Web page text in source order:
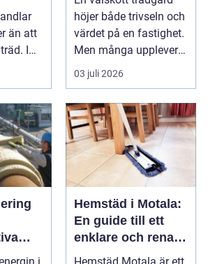
än att
I
höjer både trivseln och
värdet på en fastighet.
Men många upplever
att tiden, o...
03 juli 2026
Hemstäd i Motala:
En guide till ett
enklare och renare
vardagsliv